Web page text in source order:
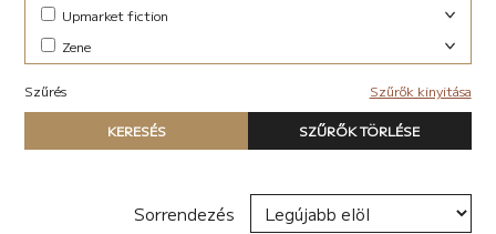
Upmarket fiction
Abszurd (9)
Akció (22)
Blogregény (2)
Chick lit (6)
coaching (4)
dark-romance (7)
Zene
Szűrés
Szűrők kinyitása
Típus
Nyomtatott könyv
KERESÉS SZŰRŐK TÖRLÉSE
Sorrendezés